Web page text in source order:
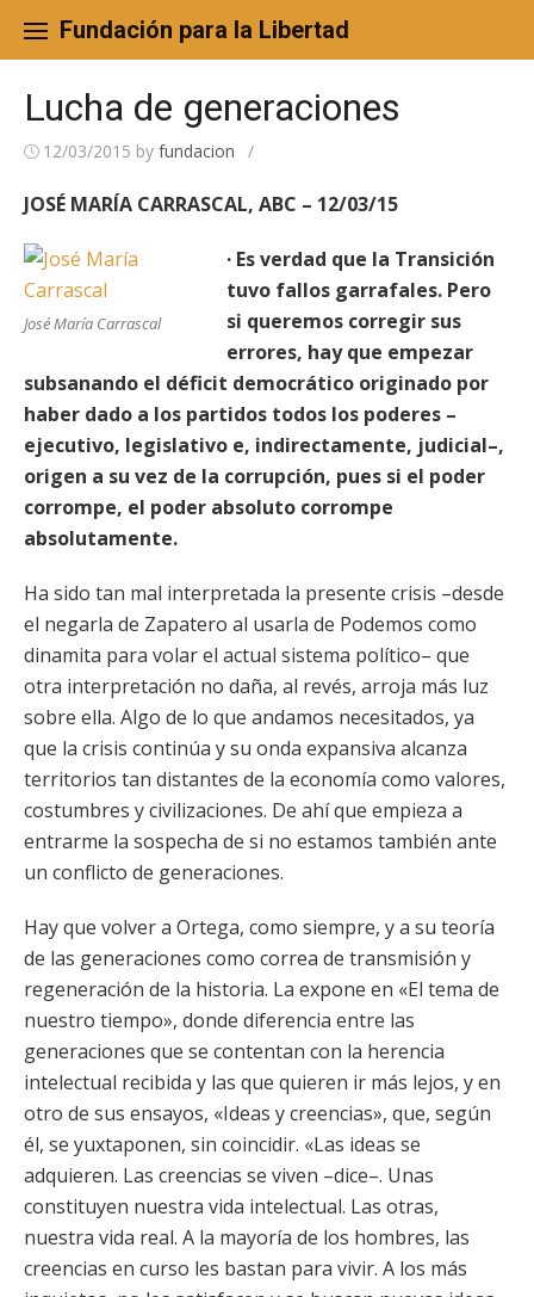
content
Fundación para la Libertad
Lucha de generaciones
12/03/2015 by fundacion /
JOSÉ MARÍA CARRASCAL, ABC – 12/03/15
José María Carrascal
· Es verdad que la Transición
tuvo fallos garrafales. Pero
si queremos corregir sus
errores, hay que empezar
subsanando el déficit democrático originado por
haber dado a los partidos todos los poderes –
ejecutivo, legislativo e, indirectamente, judicial–,
origen a su vez de la corrupción, pues si el poder
corrompe, el poder absoluto corrompe
absolutamente.
Ha sido tan mal interpretada la presente crisis –desde
el negarla de Zapatero al usarla de Podemos como
dinamita para volar el actual sistema político– que
otra interpretación no daña, al revés, arroja más luz
sobre ella. Algo de lo que andamos necesitados, ya
que la crisis continúa y su onda expansiva alcanza
territorios tan distantes de la economía como valores,
costumbres y civilizaciones. De ahí que empieza a
entrarme la sospecha de si no estamos también ante
un conflicto de generaciones.
Hay que volver a Ortega, como siempre, y a su teoría
de las generaciones como correa de transmisión y
regeneración de la historia. La expone en «El tema de
nuestro tiempo», donde diferencia entre las
generaciones que se contentan con la herencia
intelectual recibida y las que quieren ir más lejos, y en
otro de sus ensayos, «Ideas y creencias», que, según
él, se yuxtaponen, sin coincidir. «Las ideas se
adquieren. Las creencias se viven –dice–. Unas
constituyen nuestra vida intelectual. Las otras,
nuestra vida real. A la mayoría de los hombres, las
creencias en curso les bastan para vivir. A los más